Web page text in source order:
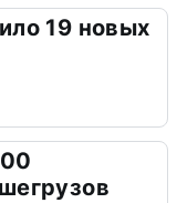
19 новых